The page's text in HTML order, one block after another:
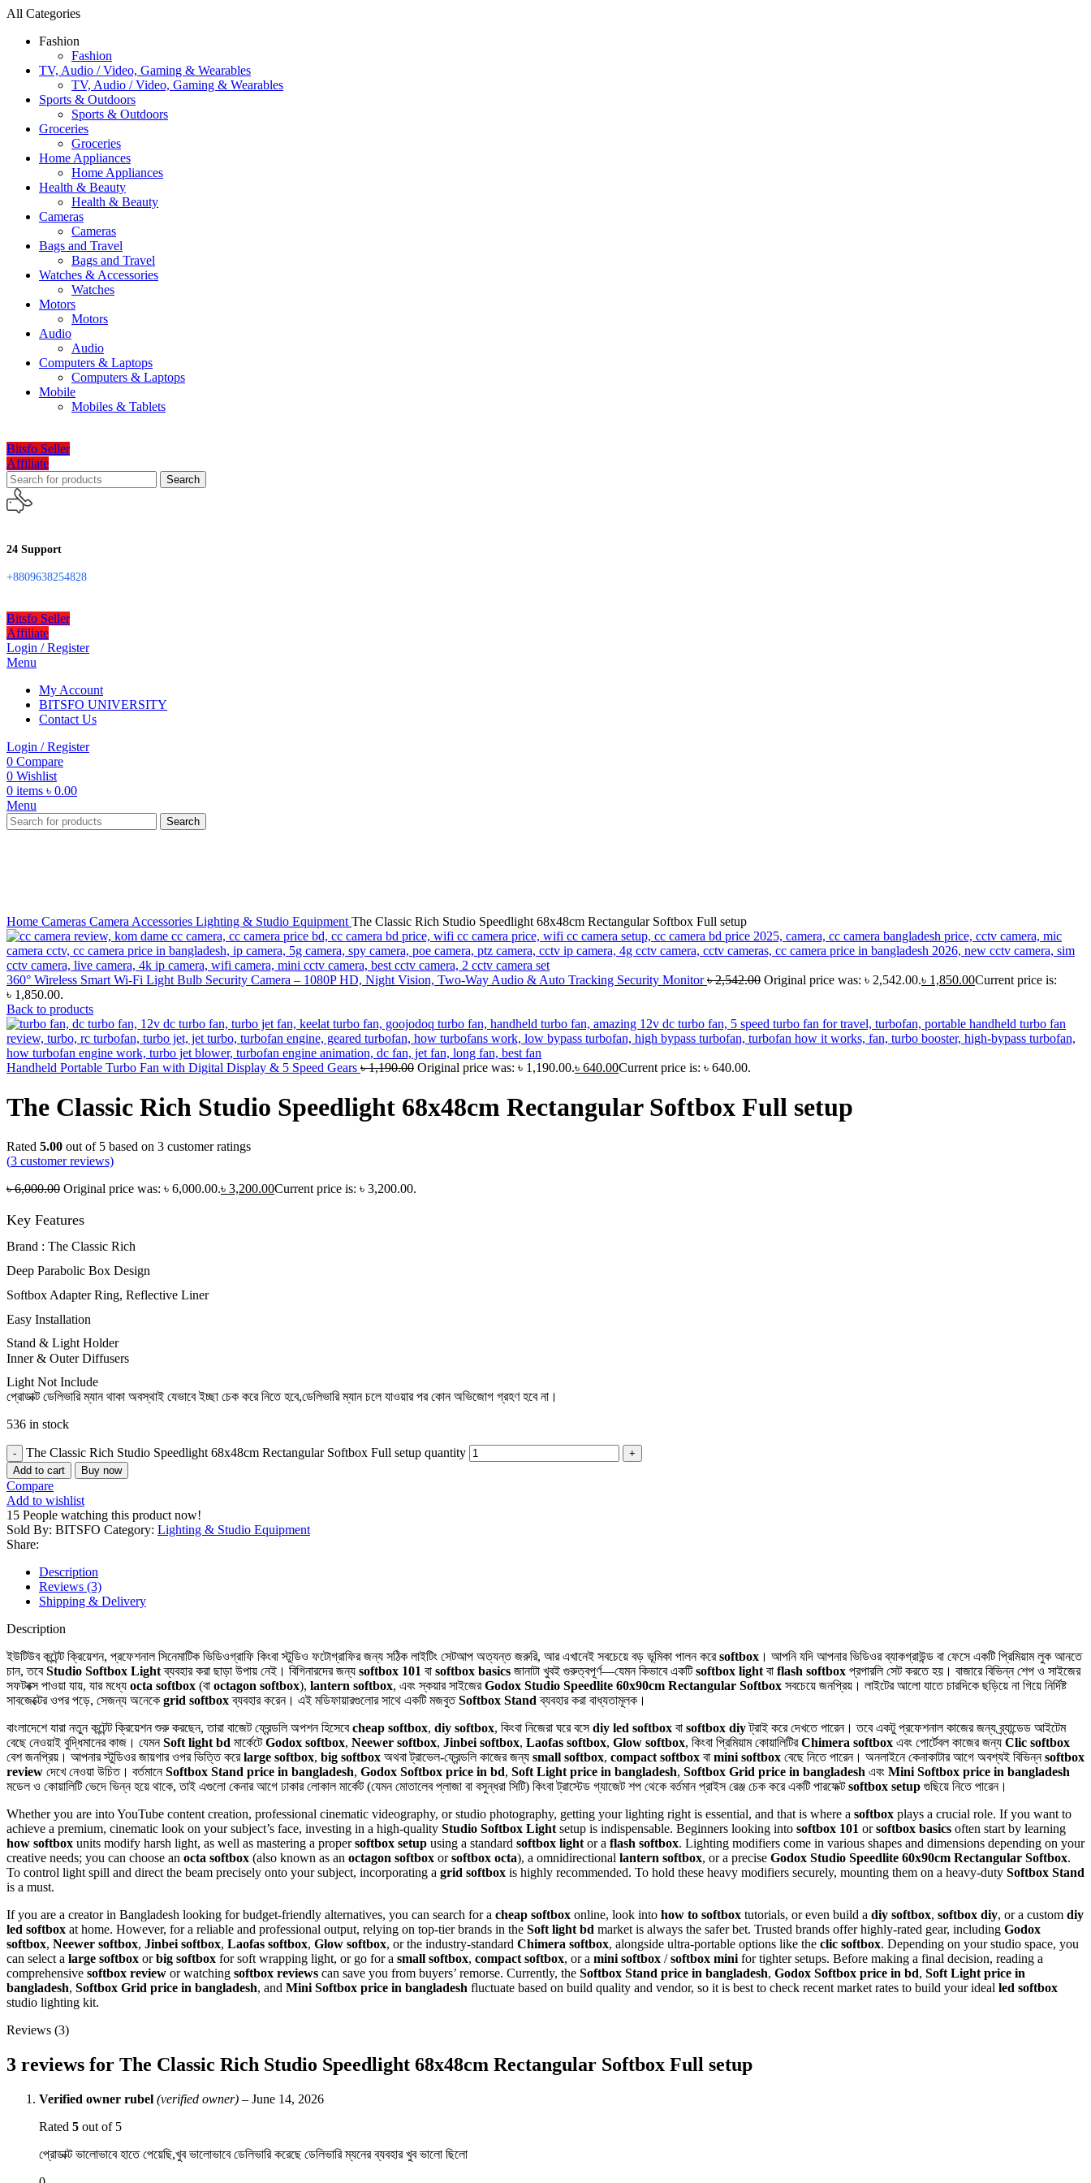
All Categories
Fashion
Fashion
TV, Audio / Video, Gaming & Wearables
TV, Audio / Video, Gaming & Wearables
Sports & Outdoors
Sports & Outdoors
Groceries
Groceries
Home Appliances
Home Appliances
Health & Beauty
Health & Beauty
Cameras
Cameras
Bags and Travel
Bags and Travel
Watches & Accessories
Watches
Motors
Motors
Audio
Audio
Computers & Laptops
Computers & Laptops
Mobile
Mobiles & Tablets
Bitsfo Seller
Affiliate
Search
24 Support
+8809638254828
Bitsfo Seller
Affiliate
Login / Register
Menu
My Account
BITSFO UNIVERSITY
Contact Us
Login / Register
0 Compare
0 Wishlist
0 items ৳ 0.00
Menu
Search
Home Cameras Camera Accessories Lighting & Studio Equipment The Classic Rich Studio Speedlight 68x48cm Rectangular Softbox Full setup
360° Wireless Smart Wi-Fi Light Bulb Security Camera – 1080P HD, Night Vision, Two-Way Audio & Auto Tracking Security Monitor৳2,542.00 Original price was: ৳ 2,542.00.৳ 1,850.00Current price is:
৳ 1,850.00.
Back to products
Handheld Portable Turbo Fan with Digital Display & 5 Speed Gears ৳1,190.00 Original price was: ৳ 1,190.00.৳ 640.00Current price is: ৳ 640.00.
The Classic Rich Studio Speedlight 68x48cm Rectangular Softbox Full setup
Rated 5.00 out of 5 based on 3 customer ratings
(3 customer reviews)
৳6,000.00 Original price was: ৳ 6,000.00.৳ 3,200.00Current price is: ৳ 3,200.00.
Key Features
Brand : The Classic Rich
Deep Parabolic Box Design
Softbox Adapter Ring, Reflective Liner
Easy Installation
Stand & Light Holder
Inner & Outer Diffusers
Light Not Include
প্রোডাক্ট ডেলিভারি ম্যান থাকা অবস্থাই যেভাবে ইচ্ছা চেক করে নিতে হবে,ডেলিভারি ম্যান চলে যাওয়ার পর কোন অভিজোগ গ্রহণ হবে না।
536 in stock
The Classic Rich Studio Speedlight 68x48cm Rectangular Softbox Full setup quantity
Add to cart Buy now
Compare
Add to wishlist
15 People watching this product now!
Sold By: BITSFO Category: Lighting & Studio Equipment
Share:
Description
Reviews (3)
Shipping & Delivery
Description
ইউটিউব কন্টেন্ট ক্রিয়েশন, প্রফেশনাল সিনেমাটিক ভিডিওগ্রাফি কিংবা স্টুডিও ফটোগ্রাফির জন্য সঠিক লাইটিং সেটআপ অত্যন্ত জরুরি, আর এখানেই সবচেয়ে বড় ভূমিকা পালন করেsoftbox । আপনি যদি আপনার ভিডিওর ব্যাকগ্রাউন্ড বা ফেসে একটি প্রিমিয়াম লুক আনতে
চান, তবেStudio Softbox Lightব্যবহার করা ছাড়া উপায় নেই। বিগিনারদের জন্য softbox 101 বা softbox basics জানাটা খুবই গুরুত্বপূর্ণ—যেমন কিভাবে একটিsoftbox lightবা flash softbox প্রপারলি সেট করতে হয়। বাজারে বিভিন্ন শেপ ও সাইজের
সফটবক্স পাওয়া যায়, যার মধ্যে octa softbox (বা octagon softbox), lantern softbox, এবং স্কয়ার সাইজেরGodox Studio Speedlite 60x90cm Rectangular Softbox সবচেয়ে জনপ্রিয়। লাইটের আলো যাতে চারদিকে ছড়িয়ে না গিয়ে নির্দিষ্ট
সাবজেক্টের ওপর পড়ে, সেজন্য অনেকে grid softboxব্যবহার করেন। এই মডিফায়ারগুলোর সাথে একটি মজবুতSoftbox Standব্যবহার করা বাধ্যতামূলক।
বাংলাদেশে যারা নতুন কন্টেন্ট ক্রিয়েশন শুরু করছেন, তারা বাজেট ফ্রেন্ডলি অপশন হিসেবেcheap softbox, diy softbox, কিংবা নিজেরা ঘরে বসেdiy led softbox বা softbox diyট্রাই করে দেখতে পারেন। তবে একটু প্রফেশনাল কাজের জন্য ব্র্যান্ডেড আইটেম
বেছে নেওয়াই বুদ্ধিমানের কাজ। যেমনSoft light bd মার্কেটেGodox softbox, Neewer softbox, Jinbei softbox, Laofas softbox, Glow softbox, কিংবা প্রিমিয়াম কোয়ালিটিরChimera softbox এবং পোর্টেবল কাজের জন্য Clic softbox
বেশ জনপ্রিয়। আপনার স্টুডিওর জায়গার ওপর ভিত্তি করেlarge softbox, big softbox অথবা ট্রাভেল-ফ্রেন্ডলি কাজের জন্য small softbox, compact softbox বা mini softbox বেছে নিতে পারেন। অনলাইনে কেনাকাটার আগে অবশ্যই বিভিন্নsoftbox
review দেখে নেওয়া উচিত। বর্তমানেSoftbox Stand price in bangladesh, Godox Softbox price in bd, Soft Light price in bangladesh, Softbox Grid price in bangladesh এবং Mini Softbox price in bangladesh
মডেল ও কোয়ালিটি ভেদে ভিন্ন হয়ে থাকে, তাই এগুলো কেনার আগে ঢাকার লোকাল মার্কেট (যেমন মোতালেব প্লাজা বা বসুন্ধরা সিটি) কিংবা ট্রাস্টেড গ্যাজেট শপ থেকে বর্তমান প্রাইস রেঞ্জ চেক করে একটি পারফেক্টsoftbox setup গুছিয়ে নিতে পারেন।
Whether you are into YouTube content creation, professional cinematic videography, or studio photography, getting your lighting right is essential, and that is where a softbox plays a crucial role. If you want to
achieve a premium, cinematic look on your subject’s face, investing in a high-quality Studio Softbox Lightsetup is indispensable. Beginners looking into softbox 101 orsoftbox basics often start by learning
how softbox units modify harsh light, as well as mastering a propersoftbox setup using a standard softbox lightor a flash softbox. Lighting modifiers come in various shapes and dimensions depending on your
creative needs; you can choose an octa softbox (also known as an octagon softbox orsoftbox octa), a omnidirectional lantern softbox, or a precise Godox Studio Speedlite 60x90cm Rectangular Softbox.
To control light spill and direct the beam precisely onto your subject, incorporating a grid softbox is highly recommended. To hold these heavy modifiers securely, mounting them on a heavy-duty Softbox Stand
is a must.
If you are a creator in Bangladesh looking for budget-friendly alternatives, you can search for a cheap softbox online, look into how to softbox tutorials, or even build a diy softbox, softbox diy, or a custom diy
led softbox at home. However, for a reliable and professional output, relying on top-tier brands in the Soft light bd market is always the safer bet. Trusted brands offer highly-rated gear, including Godox
softbox, Neewer softbox, Jinbei softbox, Laofas softbox, Glow softbox, or the industry-standard Chimera softbox, alongside ultra-portable options like the clic softbox. Depending on your studio space, you
can select a large softbox orbig softbox for soft wrapping light, or go for a small softbox, compact softbox, or a mini softbox /softbox minifor tighter setups. Before making a final decision, reading a
comprehensive softbox review or watching softbox reviews can save you from buyers’ remorse. Currently, the Softbox Stand price in bangladesh, Godox Softbox price in bd, Soft Light price in
bangladesh, Softbox Grid price in bangladesh, and Mini Softbox price in bangladesh fluctuate based on build quality and vendor, so it is best to check recent market rates to build your ideal led softbox
studio lighting kit.
Reviews (3)
3 reviews for The Classic Rich Studio Speedlight 68x48cm Rectangular Softbox Full setup
Verified owner rubel (verified owner) – June 14, 2026
Rated 5 out of 5
প্রোডাক্ট ভালোভাবে হাতে পেয়েছি,খুব ভালোভাবে ডেলিভারি করেছে ডেলিভারি ম্যনের ব্যবহার খুব ভালো ছিলো